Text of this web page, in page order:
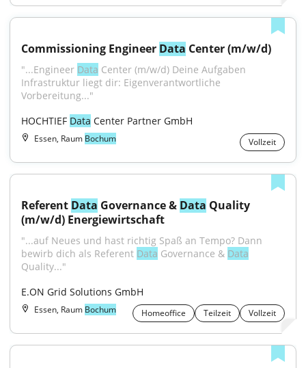
Commissioning Engineer Data Center (m/w/d)
"...Engineer Data Center (m/w/d) Deine Aufgaben
Infrastruktur liegt dir: Eigenverantwortliche
Vorbereitung..."
HOCHTIEF Data Center Partner GmbH
Essen, Raum Bochum Vollzeit
Referent Data Governance & Data Quality
(m/w/d) Energiewirtschaft
"...auf Neues und hast richtig Spaß an Tempo? Dann
bewirb dich als Referent Data Governance & Data
Quality..."
E.ON Grid Solutions GmbH
Essen, Raum Bochum Homeoffice Teilzeit Vollzeit